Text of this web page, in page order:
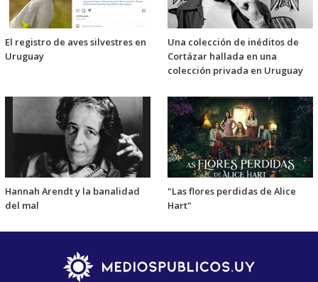
El registro de aves silvestres en
Uruguay
Una colección de inéditos de
Cortázar hallada en una
colección privada en Uruguay
Hannah Arendt y la banalidad
del mal
"Las flores perdidas de Alice
Hart"